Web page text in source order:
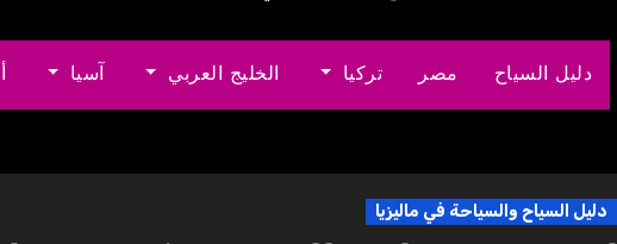
دليل السياح مصر تركيا الخليج العربي آسيا
دليل السياح والسياحة في ماليزيا